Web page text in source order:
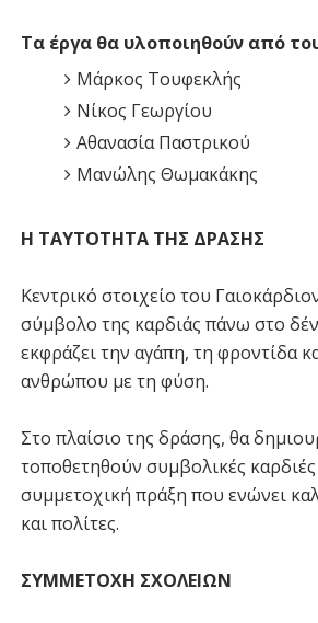
Τα έργα θα υλοποιηθούν από
Μάρκος Τουφεκλής
Νίκος Γεωργίου
Αθανασία Παστρικού
Μανώλης Θωμακάκης
Η ΤΑΥΤΟΤΗΤΑ ΤΗΣ ΔΡΑΣΗΣ
Κεντρικό στοιχείο του
σύμβολο της καρδιάς πάνω στο
εκφράζει την αγάπη, τη φροντίδα
ανθρώπου με τη φύση.
Στο πλαίσιο της δράσης, θα
τοποθετηθούν συμβολικές
συμμετοχική πράξη που ενώνει
και πολίτες.
ΣΥΜΜΕΤΟΧΗ ΣΧΟΛΕΙΩΝ